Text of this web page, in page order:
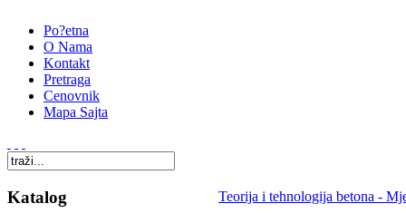
Po?etna
O Nama
Kontakt
Pretraga
Cenovnik
Mapa Sajta
Katalog Teorija i tehnologija betona -